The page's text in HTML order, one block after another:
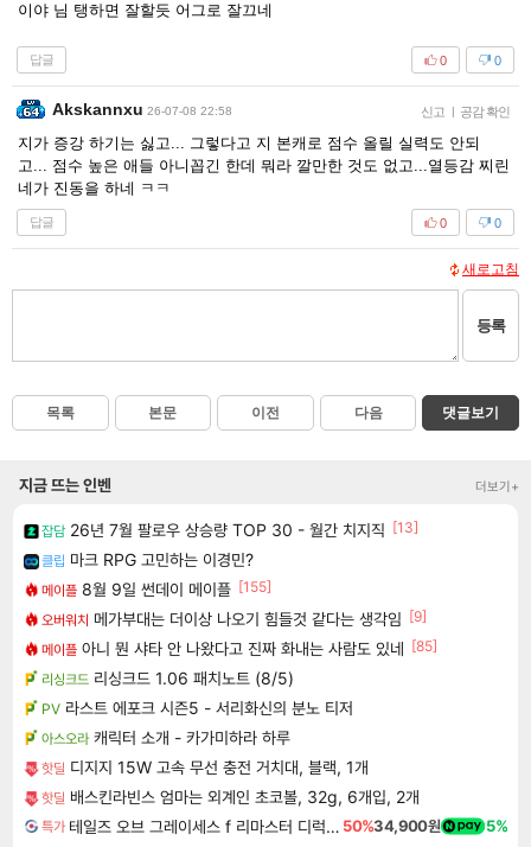
이야 님 탱하면 잘할듯 어그로 잘끄네
답글 0
0
Akskannxu 26-07-08 22:58 신고 | 공감 확인
지가 증강 하기는 싫고... 그렇다고 지 본캐로 점수 올릴 실력도 안되
고... 점수 높은 애들 아니꼽긴 한데 뭐라 깔만한 것도 없고...열등감 찌린
네가 진동을 하네 ㅋㅋ
답글 0
0
새로고침
등록
목록 본문 이전 다음 댓글보기
지금 뜨는 인벤 더보기+
잡담 26년 7월 팔로우 상승량 TOP 30 - 월간 치지직 [13]
클립 마크 RPG 고민하는 이경민?
메이플 8월 9일 썬데이 메이플 [155]
오버워치 메가부대는 더이상 나오기 힘들것 같다는 생각임 [9]
메이플 아니 뭔 샤타 안 나왔다고 진짜 화내는 사람도 있네 [85]
리싱크드 리싱크드 1.06 패치노트 (8/5)
PV 라스트 에포크 시즌5 - 서리화신의 분노 티저
아스오라 캐릭터 소개 - 카가미하라 하루
핫딜 디지지 15W 고속 무선 충전 거치대, 블랙, 1개
핫딜 배스킨라빈스 엄마는 외계인 초코볼, 32g, 6개입, 2개
특가 테일즈 오브 그레이세스 f 리마스터 디럭스 에디션 Tales of Graces f Remastered Deluxe Edition 50%34,900원 5%